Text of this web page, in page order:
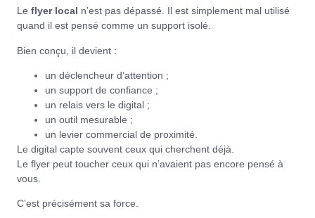
Le flyer local n’est pas dépassé. Il est simplement mal utilisé
quand il est pensé comme un support isolé.
Bien conçu, il devient :
un déclencheur d’attention ;
un support de confiance ;
un relais vers le digital ;
un outil mesurable ;
un levier commercial de proximité.
Le digital capte souvent ceux qui cherchent déjà.
Le flyer peut toucher ceux qui n’avaient pas encore pensé à
vous.
C’est précisément sa force.